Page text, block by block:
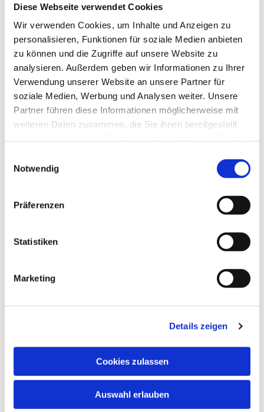
Diese Webseite verwendet Cookies
Wir verwenden Cookies, um Inhalte und Anzeigen zu
personalisieren, Funktionen für soziale Medien anbieten
zu können und die Zugriffe auf unsere Website zu
analysieren. Außerdem geben wir Informationen zu Ihrer
Verwendung unserer Website an unsere Partner für
soziale Medien, Werbung und Analysen weiter. Unsere
Partner führen diese Informationen möglicherweise mit
weiteren Daten zusammen, die Sie ihnen bereitgestellt
Notwendig
Präferenzen
Statistiken
Marketing
Details zeigen
Cookies zulassen
Auswahl erlauben
Dies könnte Sie auch